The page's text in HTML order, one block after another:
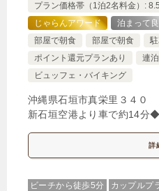
プラン価格帯（1泊2名料金）:
じゃらんアワード
泊まって
部屋で朝食
部屋で朝食
ポイント還元プランあり
連
ビュッフェ・バイキング
沖縄県石垣市真栄里３４０
新石垣空港より車で約14分
詳
ビーチから徒歩5分 カップルプ